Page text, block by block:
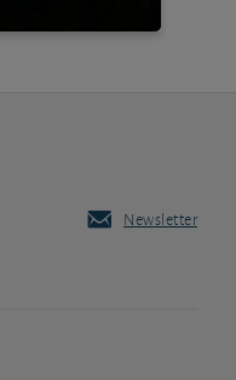
Newsletter